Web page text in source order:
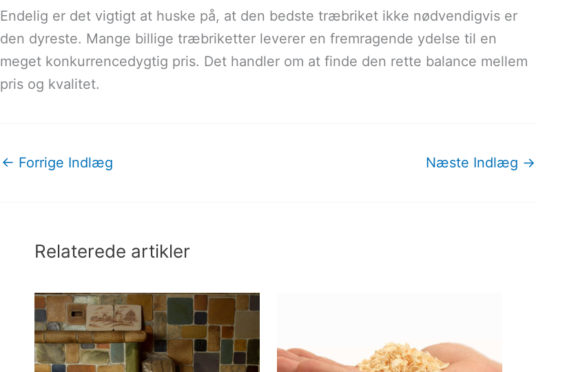
Endelig er det vigtigt at huske på, at den bedste træbriket ikke nødvendigvis er
den dyreste. Mange billige træbriketter leverer en fremragende ydelse til en
meget konkurrencedygtig pris. Det handler om at finde den rette balance mellem
pris og kvalitet.
← Forrige Indlæg Næste Indlæg →
Relaterede artikler